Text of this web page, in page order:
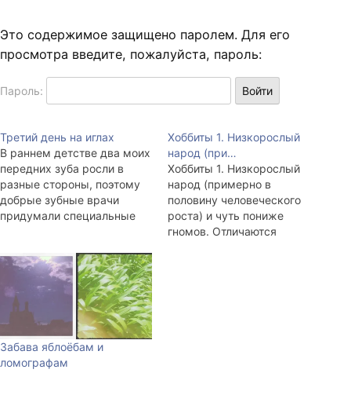
Это содержимое защищено паролем. Для его
просмотра введите, пожалуйста, пароль:
Пароль:
Третий день на иглах
В раннем детстве два моих
передних зуба росли в
разные стороны, поэтому
добрые зубные врачи
придумали специальные
металлическими частями
упирались в неправильные
зубы. Скобки я носил около
полугода и очень их не
любил. С тех пор у меня ни
разу не болели зубы. С…
Хоббиты 1. Низкорослый
народ (при…
Хоббиты 1. Низкорослый
народ (примерно в
половину человеческого
роста) и чуть пониже
гномов. Отличаются
Забава яблоёбам и
ломографам